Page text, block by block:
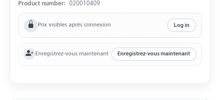
Product number: 020010409
Prix visibles après connexion Log in
Enregistrez-vous maintenant Enregistrez-vous maintenant